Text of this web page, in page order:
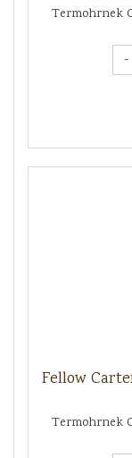
Termohrnek
-
Fellow
Termohrnek